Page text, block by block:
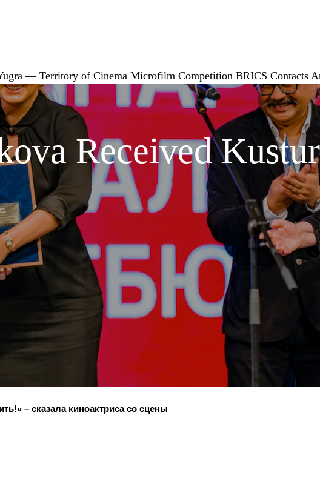
— Territory of Cinema Microfilm Competition BRICS Contacts
Received
– сказала киноактриса со сцены